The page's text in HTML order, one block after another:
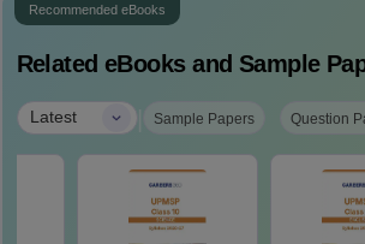
Recommended eBooks
Related eBooks and Sample
Latest | Sample Papers Question